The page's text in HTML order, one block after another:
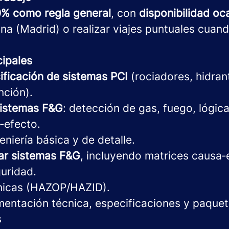
como regla general, con disponibilidad
(Madrid) o realizar viajes puntuales
de sistemas PCI (rociadores,
F&G: detección de gas, fuego,
básica y de detalle.
sistemas F&G, incluyendo matrices
(HAZOP/HAZID).
técnica, especificaciones y